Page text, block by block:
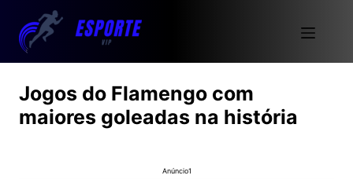
Jogos do Flamengo com
maiores goleadas na história
Anúncio1